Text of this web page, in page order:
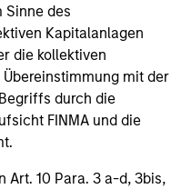
Sinne des
Kapitalanlagen
die kollektiven
mit der
durch die
FINMA und die
Art. 10 Para. 3 a-d, 3bis,